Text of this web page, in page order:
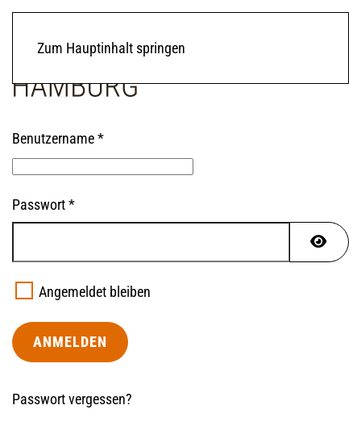
Zum Hauptinhalt springen
Benutzername*
Passwort*
Angemeldet bleiben
ANMELDEN
Passwort vergessen?